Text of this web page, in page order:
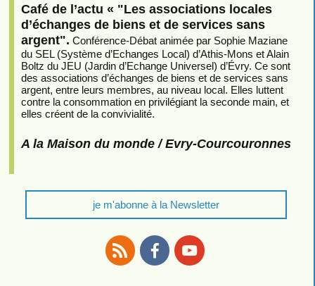
Café de l’actu « "Les associations locales
d’échanges de biens et de services sans
argent". Conférence-Débat animée par Sophie Maziane
du SEL (Système d’Echanges Local) d’Athis-Mons et Alain
Boltz du JEU (Jardin d’Echange Universel) d’Évry. Ce sont
des associations d’échanges de biens et de services sans
argent, entre leurs membres, au niveau local. Elles luttent
contre la consommation en privilégiant la seconde main, et
elles créent de la convivialité.
A la Maison du monde / Evry-Courcouronnes
je m'abonne à la Newsletter